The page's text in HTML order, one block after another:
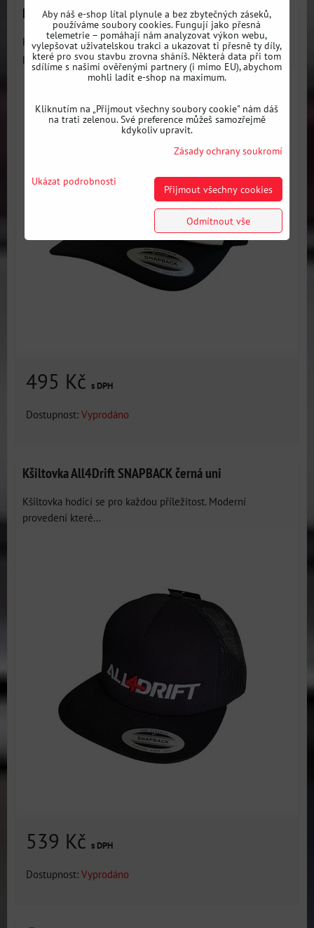
Kšiltovka All4Drift CLASSIC černá unisex
Kšiltovka hodící se pro každou příležitost. Moderní
provedení které...
495 Kč s DPH
Dostupnost: Vyprodáno
Kšiltovka All4Drift SNAPBACK černá uni
Kšiltovka hodící se pro každou příležitost. Moderní
provedení které...
539 Kč s DPH
Dostupnost: Vyprodáno
Aby náš e-shop lítal plynule a bez zbytečných záseků,
používáme soubory cookies. Fungují jako přesná
telemetrie – pomáhají nám analyzovat výkon webu,
vylepšovat uživatelskou trakci a ukazovat ti přesně ty díly,
které pro svou stavbu zrovna sháníš. Některá data při tom
sdílíme s našimi ověřenými partnery (i mimo EU), abychom
mohli ladit e-shop na maximum.
Kliknutím na „Přijmout všechny soubory cookie" nám dáš
na trati zelenou. Své preference můžeš samozřejmě
kdykoliv upravit.
Zásady ochrany soukromí
Ukázat podrobnosti
Přijmout všechny cookies
Odmítnout vše